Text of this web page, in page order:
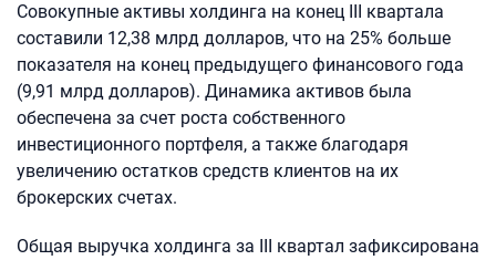
Совокупные активы холдинга на конец III квартала
составили 12,38 млрд долларов, что на 25% больше
показателя на конец предыдущего финансового года
(9,91 млрд долларов). Динамика активов была
обеспечена за счет роста собственного
инвестиционного портфеля, а также благодаря
увеличению остатков средств клиентов на их
брокерских счетах.
Общая выручка холдинга за III квартал зафиксирована